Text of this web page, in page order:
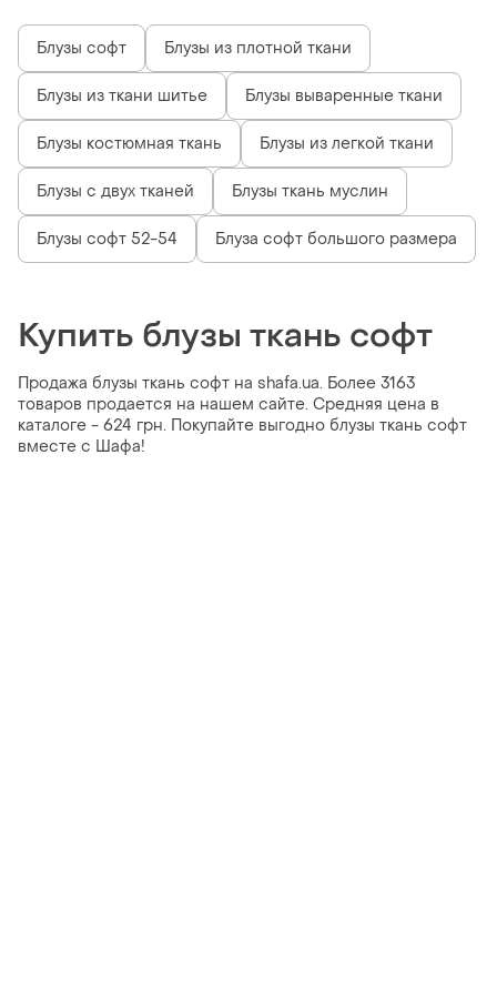
Блузы софт Блузы из плотной ткани
Блузы из ткани шитье Блузы вываренные ткани
Блузы костюмная ткань Блузы из легкой ткани
Блузы с двух тканей Блузы ткань муслин
Блузы софт 52-54 Блуза софт большого размера
Купить блузы ткань софт
Продажа блузы ткань софт на shafa.ua. Более 3163
товаров продается на нашем сайте. Средняя цена в
каталоге - 624 грн. Покупайте выгодно блузы ткань софт
вместе с Шафа!